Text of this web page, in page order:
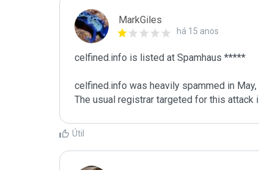
MarkGiles
há 15 anos
celfined.info is listed at Spamhaus *****
celfined.info was heavily spammed in May,
The usual registrar targeted for this attack
Útil